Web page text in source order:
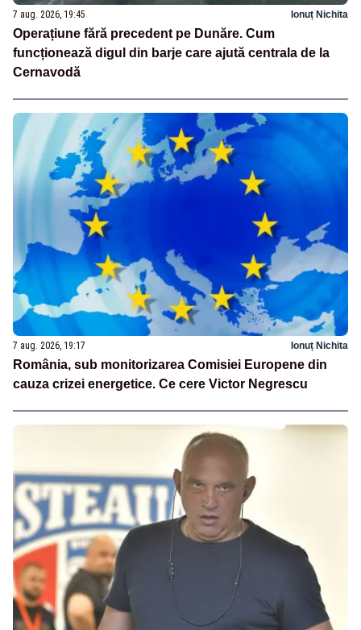
7 aug. 2026, 19:45 Ionuț Nichita
Operațiune fără precedent pe Dunăre. Cum
funcționează digul din barje care ajută centrala de la
Cernavodă
7 aug. 2026, 19:17 Ionuț Nichita
România, sub monitorizarea Comisiei Europene din
cauza crizei energetice. Ce cere Victor Negrescu